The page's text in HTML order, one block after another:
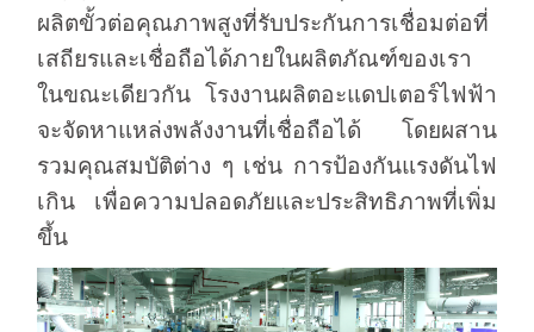
ผลิตขั้วต่อคุณภาพสูงที่รับประกันการเชื่อมต่อที่
เสถียรและเชื่อถือได้ภายในผลิตภัณฑ์ของเรา
ในขณะเดียวกัน โรงงานผลิตอะแดปเตอร์ไฟฟ้า
จะจัดหาแหล่งพลังงานที่เชื่อถือได้ โดยผสาน
รวมคุณสมบัติต่าง ๆ เช่น การป้องกันแรงดันไฟ
เกิน เพื่อความปลอดภัยและประสิทธิภาพที่เพิ่ม
ขึ้น